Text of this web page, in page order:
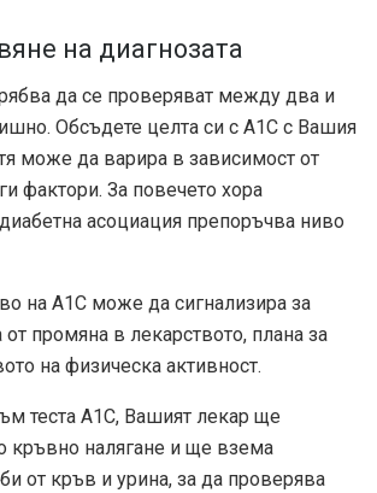
на диагнозата
да се проверяват между два и
Обсъдете целта си с A1C с Вашия
може да варира в зависимост от
фактори. За повечето хора
асоциация препоръчва ниво
на А1С може да сигнализира за
промяна в лекарството, плана за
на физическа активност.
теста A1C, Вашият лекар ще
кръвно налягане и ще взема
от кръв и урина, за да проверява